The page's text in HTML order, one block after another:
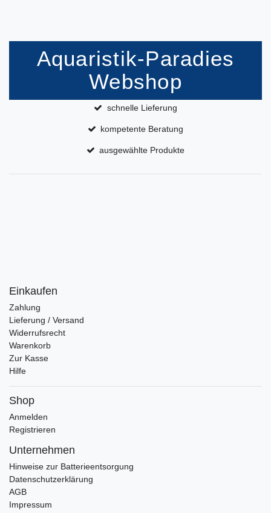
Aquaristik-Paradies
Webshop
schnelle Lieferung
kompetente Beratung
ausgewählte Produkte
Einkaufen
Zahlung
Lieferung / Versand
Widerrufsrecht
Warenkorb
Zur Kasse
Hilfe
Shop
Anmelden
Registrieren
Unternehmen
Hinweise zur Batterieentsorgung
Datenschutzerklärung
AGB
Impressum